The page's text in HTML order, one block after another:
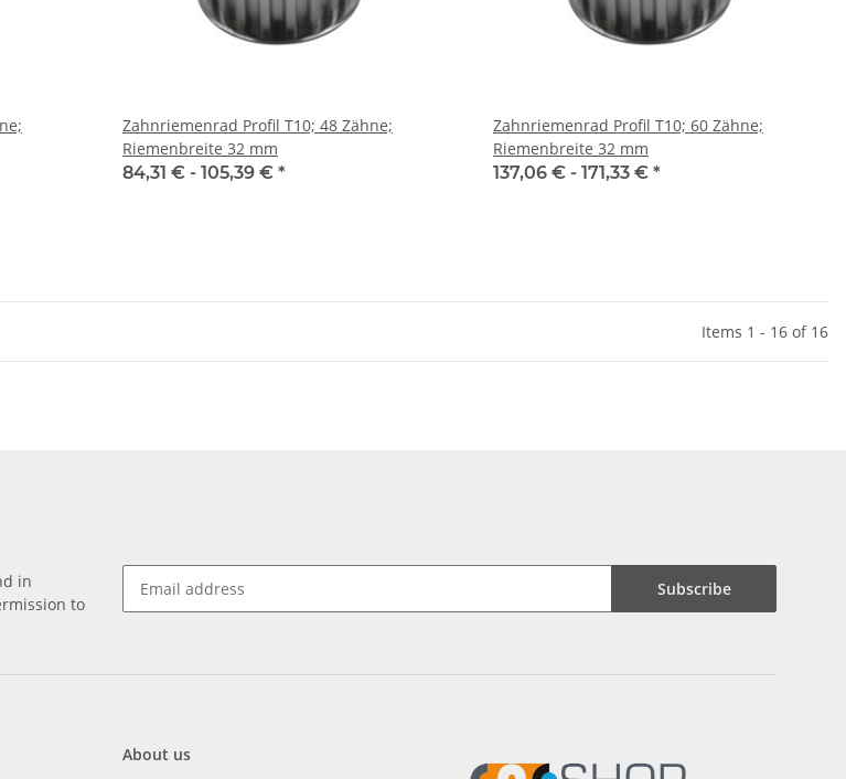
Zahnriemenrad Profil T10; 48 Zähne;
Riemenbreite 32 mm
84,31 € - 105,39 € *
Zahnriemenrad Profil T10; 60 Zähne;
Riemenbreite 32 mm
137,06 € - 171,33 € *
Items 1 - 16 of 16
in
to
Subscribe
About us